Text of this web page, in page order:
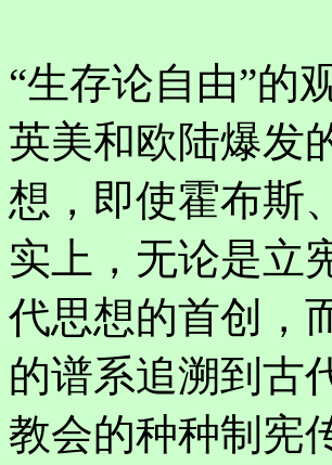
“生存论自由”的
英美和欧陆爆发
想，即使霍布斯
实上，无论是立
代思想的首创，
的谱系追溯到古
教会的种种制宪